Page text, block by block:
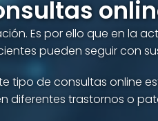
Es por ello que en la
pueden seguir con
tipo de consultas online
diferentes trastornos o